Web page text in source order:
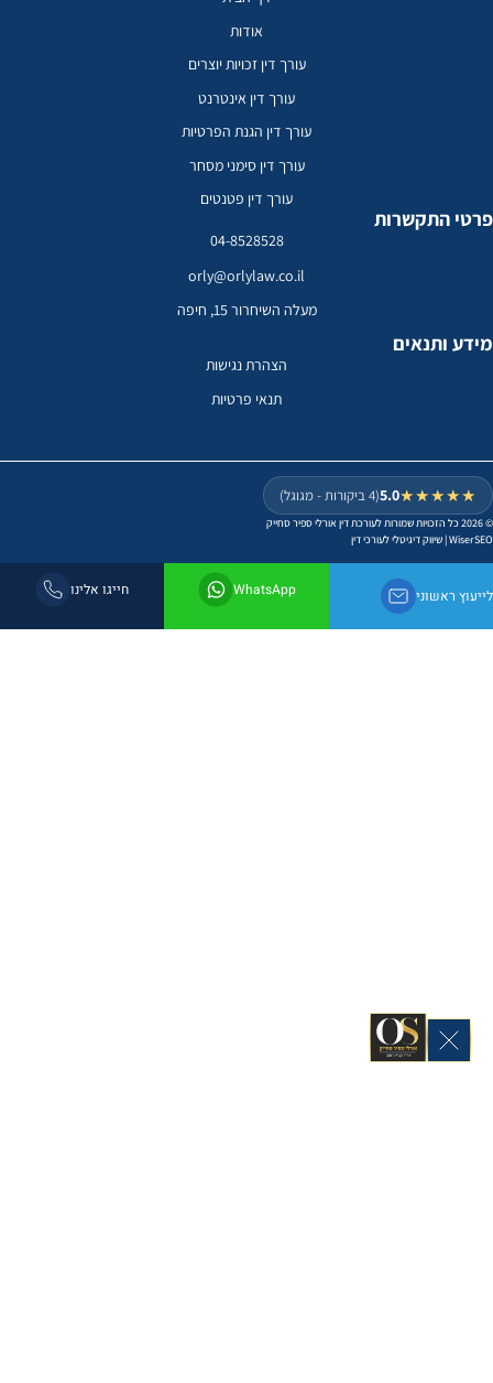
עורך דין זכויות יוצרים
עורך דין אינטרנט
עורך דין הגנת הפרטיות
עורך דין סימני מסחר
עורך דין פטנטים
ותנאים
הצהרת נגישות
תנאי פרטיות
התקשרות
04-8528528
orly@orlylaw.co.il
מעלה השיחרור 15, חיפה
|שיווק דיגיטלי לעורכי דין
5.0(4 ביקורות - מגוגל)
ראשוני WhatsApp חייגו אלינו